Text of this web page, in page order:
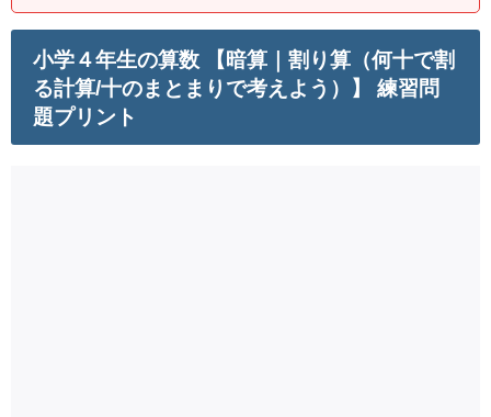
小学４年生の算数 【暗算｜割り算（何十で割
る計算/十のまとまりで考えよう）】 練習問
題プリント